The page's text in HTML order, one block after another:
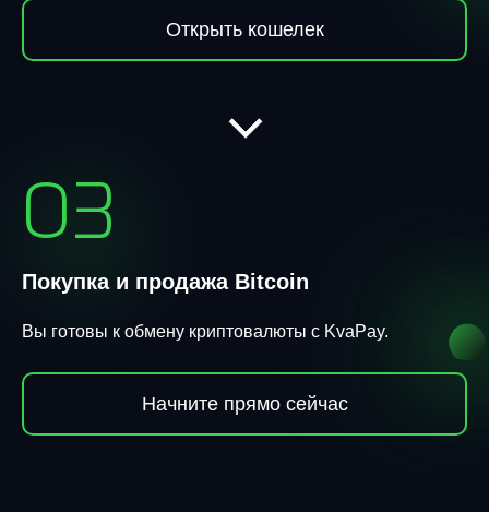
Открыть кошелек
03
Покупка и продажа Bitcoin
Вы готовы к обмену криптовалюты с KvaPay.
Начните прямо сейчас